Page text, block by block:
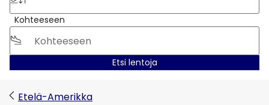
Kohteeseen
Etsi lentoja
Etelä-Amerikka